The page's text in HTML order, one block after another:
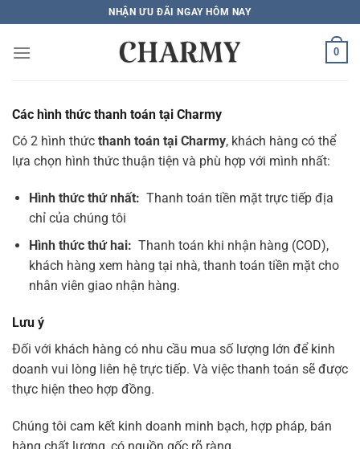
qua
nội
NHẬN ƯU ĐÃI NGAY HÔM NAY
0
Các hình thức thanh toán tại Charmy
Có 2 hình thức thanh toán tại Charmy, khách hàng có thể
lựa chọn hình thức thuận tiện và phù hợp với mình nhất:
Hình thức thứ nhất: Thanh toán tiền mặt trực tiếp địa
chỉ của chúng tôi
Hình thức thứ hai: Thanh toán khi nhận hàng (COD),
khách hàng xem hàng tại nhà, thanh toán tiền mặt cho
nhân viên giao nhận hàng.
Lưu ý
Đối với khách hàng có nhu cầu mua số lượng lớn để kinh
doanh vui lòng liên hệ trực tiếp. Và việc thanh toán sẽ được
thực hiện theo hợp đồng.
Chúng tôi cam kết kinh doanh minh bạch, hợp pháp, bán